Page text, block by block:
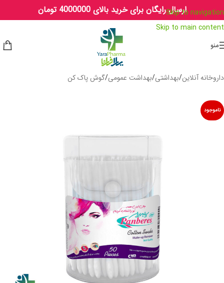
Skip to navigation
Skip to main content
ارسال رایگان برای خرید بالای 4000000 تومان
منو
داروخانه آنلاین/بهداشتی/بهداشت عمومی/گوش پاک کن
ناموجود